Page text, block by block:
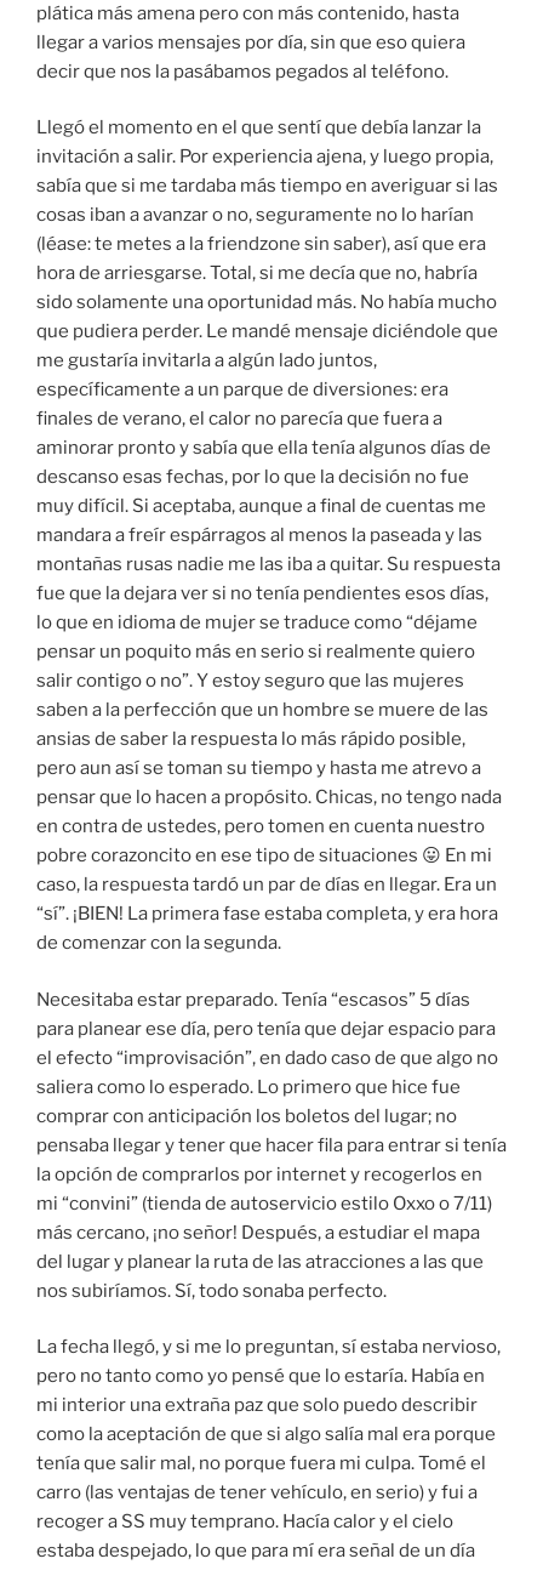
plática más amena pero con más contenido, hasta
llegar a varios mensajes por día, sin que eso quiera
decir que nos la pasábamos pegados al teléfono.
Llegó el momento en el que sentí que debía lanzar la
invitación a salir. Por experiencia ajena, y luego propia,
sabía que si me tardaba más tiempo en averiguar si las
cosas iban a avanzar o no, seguramente no lo harían
(léase: te metes a la friendzone sin saber), así que era
hora de arriesgarse. Total, si me decía que no, habría
sido solamente una oportunidad más. No había mucho
que pudiera perder. Le mandé mensaje diciéndole que
me gustaría invitarla a algún lado juntos,
específicamente a un parque de diversiones: era
finales de verano, el calor no parecía que fuera a
aminorar pronto y sabía que ella tenía algunos días de
descanso esas fechas, por lo que la decisión no fue
muy difícil. Si aceptaba, aunque a final de cuentas me
mandara a freír espárragos al menos la paseada y las
montañas rusas nadie me las iba a quitar. Su respuesta
fue que la dejara ver si no tenía pendientes esos días,
lo que en idioma de mujer se traduce como “déjame
pensar un poquito más en serio si realmente quiero
salir contigo o no”. Y estoy seguro que las mujeres
saben a la perfección que un hombre se muere de las
ansias de saber la respuesta lo más rápido posible,
pero aun así se toman su tiempo y hasta me atrevo a
pensar que lo hacen a propósito. Chicas, no tengo nada
en contra de ustedes, pero tomen en cuenta nuestro
pobre corazoncito en ese tipo de situaciones 😛 En mi
caso, la respuesta tardó un par de días en llegar. Era un
“sí”. ¡BIEN! La primera fase estaba completa, y era hora
de comenzar con la segunda.
Necesitaba estar preparado. Tenía “escasos” 5 días
para planear ese día, pero tenía que dejar espacio para
el efecto “improvisación”, en dado caso de que algo no
saliera como lo esperado. Lo primero que hice fue
comprar con anticipación los boletos del lugar; no
pensaba llegar y tener que hacer fila para entrar si tenía
la opción de comprarlos por internet y recogerlos en
mi “convini” (tienda de autoservicio estilo Oxxo o 7/11)
más cercano, ¡no señor! Después, a estudiar el mapa
del lugar y planear la ruta de las atracciones a las que
nos subiríamos. Sí, todo sonaba perfecto.
La fecha llegó, y si me lo preguntan, sí estaba nervioso,
pero no tanto como yo pensé que lo estaría. Había en
mi interior una extraña paz que solo puedo describir
como la aceptación de que si algo salía mal era porque
tenía que salir mal, no porque fuera mi culpa. Tomé el
carro (las ventajas de tener vehículo, en serio) y fui a
recoger a SS muy temprano. Hacía calor y el cielo
estaba despejado, lo que para mí era señal de un día